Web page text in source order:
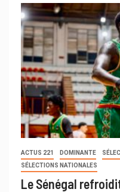
ACTUS 221 DOMINANTE
SÉLECTIONS NATIONALES
Le Sénégal